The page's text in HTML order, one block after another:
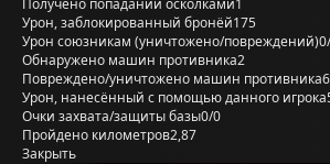
Получено попаданий осколками1
Урон, заблокированный бронёй175
Урон союзникам (уничтожено/повреждений)
Обнаружено машин противника2
Повреждено/уничтожено машин противника
Урон, нанесённый с помощью данного игрока
Очки захвата/защиты базы0/0
Пройдено километров2,87
Закрыть